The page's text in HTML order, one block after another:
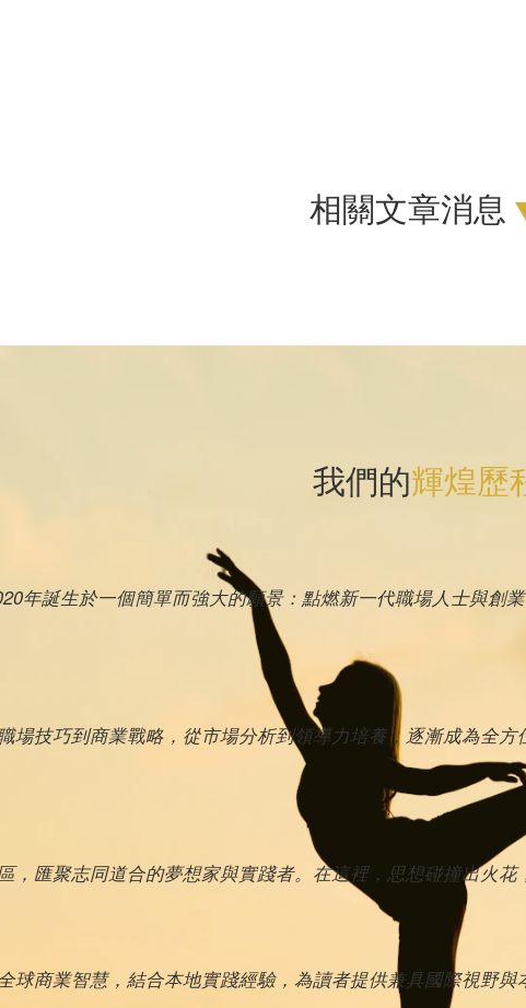
相關文章消息
我們的輝煌歷
年誕生於一個簡單而強大的願景：點燃新一代職場人士與
場技巧到商業戰略，從市場分析到領導力培養，逐漸成為全
，匯聚志同道合的夢想家與實踐者。在這裡，思想碰撞出火花
球商業智慧，結合本地實踐經驗，為讀者提供兼具國際視野與